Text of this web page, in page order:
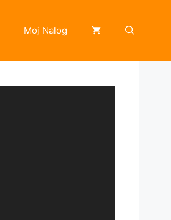
Moj Nalog